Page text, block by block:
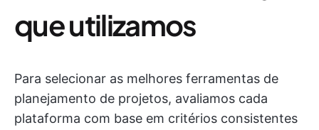
que utilizamos
Para selecionar as melhores ferramentas de
planejamento de projetos, avaliamos cada
plataforma com base em critérios consistentes